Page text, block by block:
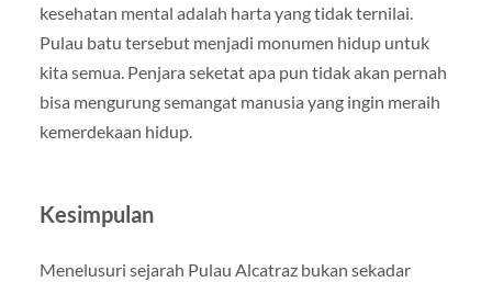
kesehatan mental adalah harta yang tidak ternilai.
Pulau batu tersebut menjadi monumen hidup untuk
kita semua. Penjara seketat apa pun tidak akan pernah
bisa mengurung semangat manusia yang ingin meraih
kemerdekaan hidup.
Kesimpulan
Menelusuri sejarah Pulau Alcatraz bukan sekadar